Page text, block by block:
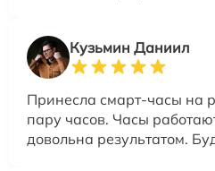
Кузьмин Даниил
Принесла смарт-часы на
пару часов. Часы
довольна результатом.